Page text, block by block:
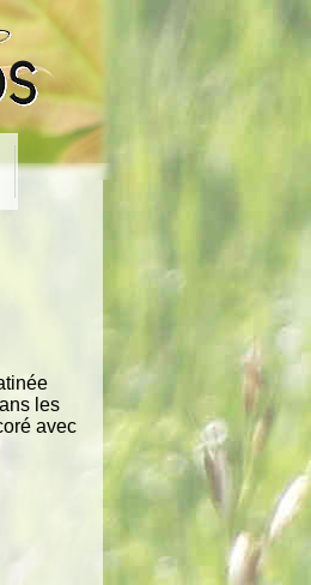
les
avec